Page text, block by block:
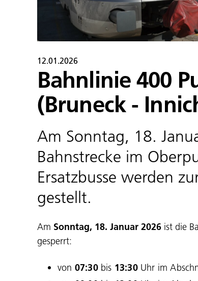
12.01.2026
Bahnlinie 400
(Bruneck -
Am Sonntag, 18.
Bahnstrecke im
Ersatzbusse werden
gestellt.
Am Sonntag, 18. Januar 2026 ist die
gesperrt:
von 07:30bis 13:30Uhr im